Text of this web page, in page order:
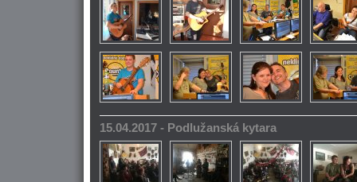
15.04.2017 - Podlužanská kytara